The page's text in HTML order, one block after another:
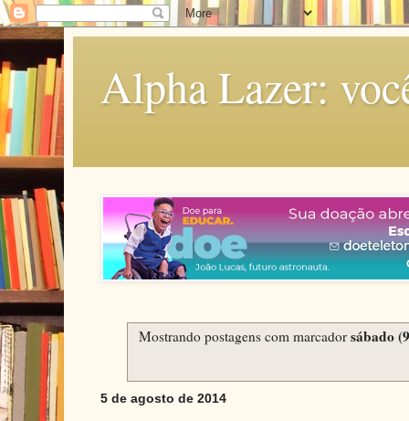
Alpha Lazer:
Mostrando postagens com marcadorsábado
5 de agosto de 2014